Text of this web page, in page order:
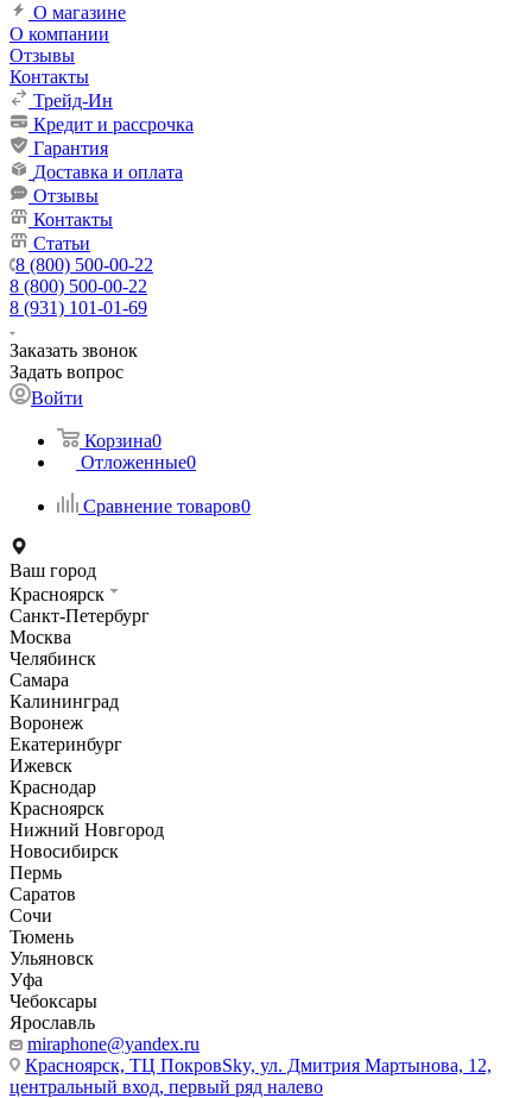
О магазине
О компании
Отзывы
Контакты
Трейд-Ин
Кредит и рассрочка
Гарантия
Доставка и оплата
Отзывы
Контакты
Статьи
8 (800) 500-00-22
8 (800) 500-00-22
8 (931) 101-01-69
Заказать звонок
Задать вопрос
Войти
Корзина0
Отложенные0
Сравнение товаров0
Ваш город
Красноярск
Санкт-Петербург
Москва
Челябинск
Самара
Калининград
Воронеж
Екатеринбург
Ижевск
Краснодар
Красноярск
Нижний Новгород
Новосибирск
Пермь
Саратов
Сочи
Тюмень
Ульяновск
Уфа
Чебоксары
Ярославль
miraphone@yandex.ru
Красноярск, ТЦ ПокровSky, ул. Дмитрия Мартынова, 12,
центральный вход, первый ряд налево